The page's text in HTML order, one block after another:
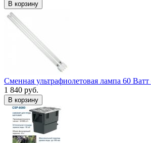
В корзину
Сменная ультрафиолетовая лампа 60
1 840 руб.
В корзину